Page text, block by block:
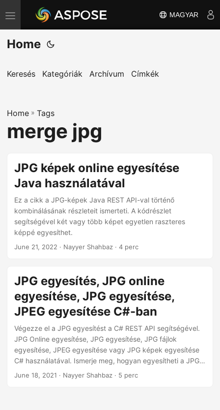
T
o
g
l
a
v
i
a
MAGYAR
Home
Keresés Kategóriák Archívum Címkék
Home » Tags
merge jpg
JPG képek online egyesítése
Java használatával
Ez a cikk a JPG-képek Java REST API-val történő
kombinálásának részleteit ismerteti. A kódrészlet
segítségével két vagy több képet egyetlen raszteres
képpé egyesíthet.
June 21, 2022 · Nayyer Shahbaz · 4 perc
JPG egyesítés, JPG online
egyesítése, JPG egyesítése,
JPEG egyesítése C#-ban
Végezze el a JPG egyesítést a C# REST API segítségével.
JPG Online egyesítése, JPG egyesítése, JPG fájlok
egyesítése, JPEG egyesítése vagy JPG képek egyesítése
C# használatával. Ismerje meg, hogyan egyesítheti a JPG-t
JPG-be.
June 18, 2021 · Nayyer Shahbaz · 5 perc